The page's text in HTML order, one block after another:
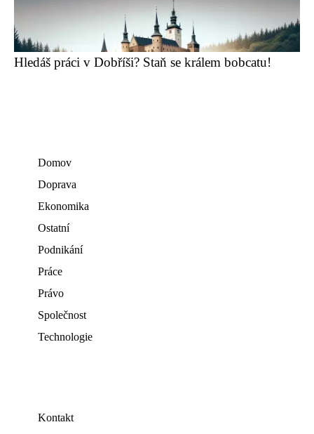
Hledáš práci v Dobříši? Staň se králem bobcatu!
Domov
Doprava
Ekonomika
Ostatní
Podnikání
Práce
Právo
Společnost
Technologie
Kontakt